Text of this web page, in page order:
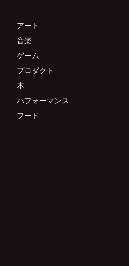
アート
音楽
ゲーム
プロダクト
本
パフォーマンス
フード